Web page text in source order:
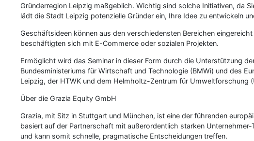
Gründerregion Leipzig maßgeblich. Wichtig sind solche Initiativen, da
lädt die Stadt Leipzig potenzielle Gründer ein, Ihre Idee zu entwickeln
Geschäftsideen können aus den verschiedensten Bereichen
beschäftigten sich mit E-Commerce oder sozialen Projekten.
Ermöglicht wird das Seminar in dieser Form durch die Unterstützung
Bundesministeriums für Wirtschaft und Technologie (BMWi) und des
Leipzig, der HTWK und dem Helmholtz-Zentrum für Umweltforschung
Über die Grazia Equity GmbH
Grazia, mit Sitz in Stuttgart und München, ist eine der führenden
basiert auf der Partnerschaft mit außerordentlich starken
und kann somit schnelle, pragmatische Entscheidungen treffen.